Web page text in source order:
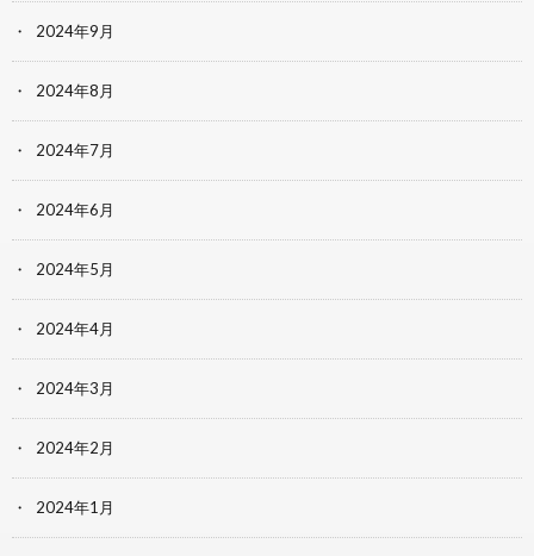
2024年9月
2024年8月
2024年7月
2024年6月
2024年5月
2024年4月
2024年3月
2024年2月
2024年1月